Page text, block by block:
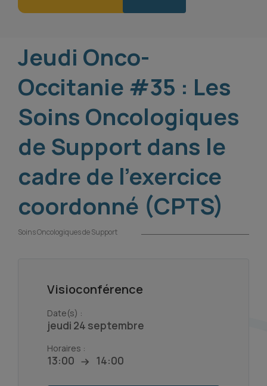
Jeudi Onco-
Occitanie #35 : Les
Soins Oncologiques
de Support dans le
cadre de l’exercice
coordonné (CPTS)
Soins Oncologiques de Support
Visioconférence
Date(s) :
jeudi 24 septembre
Horaires :
13:00 14:00